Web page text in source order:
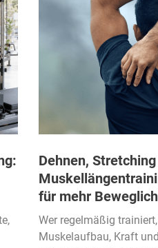
Dehnen,
für mehr
Wer regelmäßig
Muskelaufbau, Kraft